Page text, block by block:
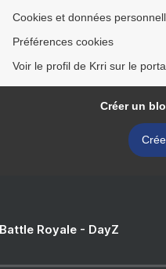
Cookies et données
Préférences cookies
Voir le profil de Krri sur le
Créer un
Royale - DayZ